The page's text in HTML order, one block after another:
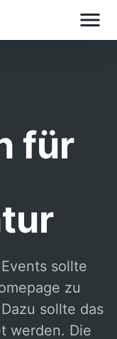
für
sollte
zu
sollte das
werden. Die